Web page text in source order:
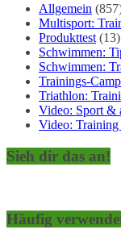
Allgemein
Multisport:
Produkttest(13)
Schwimmen:
Schwimmen:
Trainings-
Triathlon:
Video: Sport &
Video:
Sieh dir das an!
Häufig